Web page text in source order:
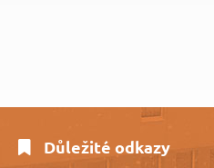
Důležité odkazy